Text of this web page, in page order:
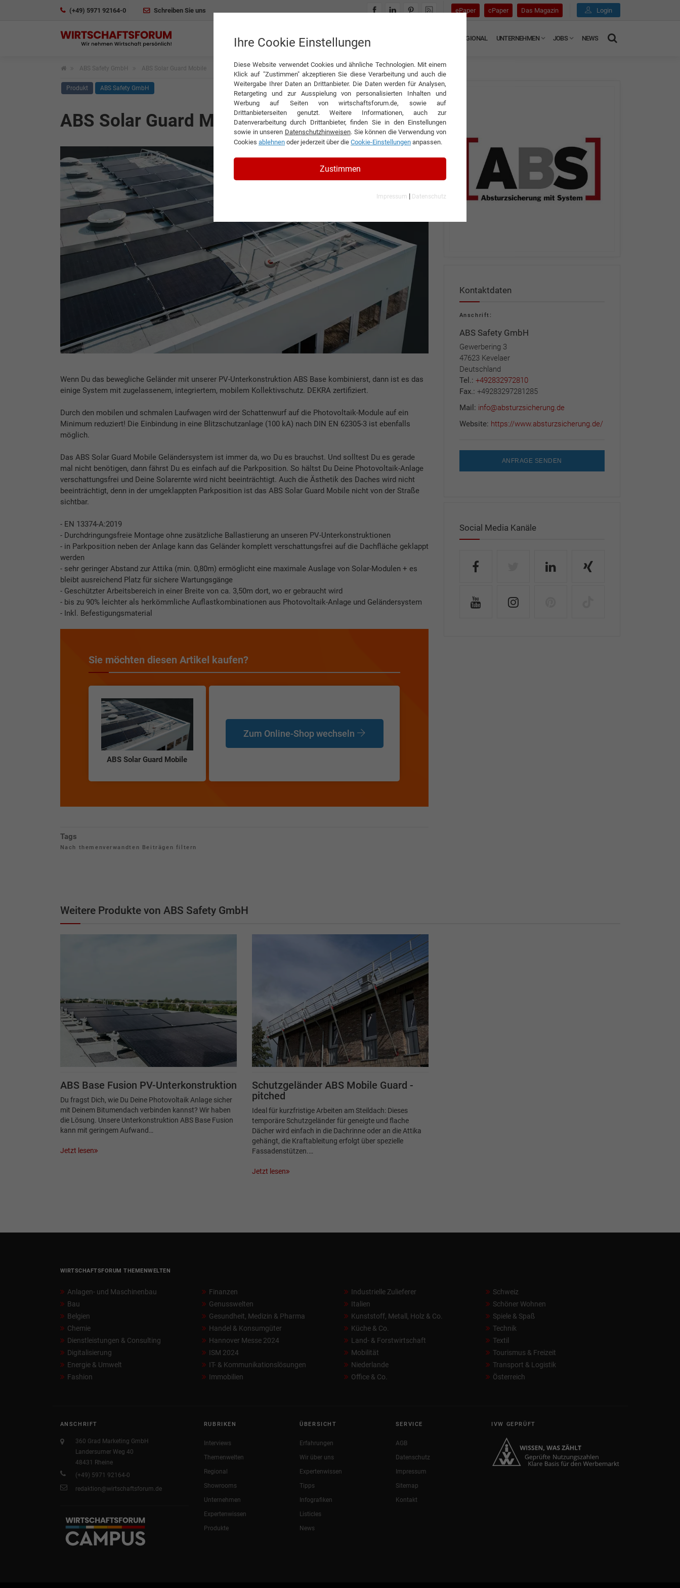
(+49) 5971 92164-0 Schreiben Sie uns ePaper cPaper Das Magazin Login
INTERVIEWS REGIONAL UNTERNEHMEN JOBS NEWS
ABS Safety GmbH ABS Solar Guard Mobile
Produkt ABS Safety GmbH
ABS Solar Guard Mobile
Wenn Du das bewegliche Geländer mit unserer PV-Unterkonstruktion ABS Base kombinierst, dann ist es das
einige System mit zugelassenem, integriertem, mobilem Kollektivschutz. DEKRA zertifiziert.
Durch den mobilen und schmalen Laufwagen wird der Schattenwurf auf die Photovoltaik-Module auf ein
Minimum reduziert! Die Einbindung in eine Blitzschutzanlage (100 kA) nach DIN EN 62305-3 ist ebenfalls
möglich.
Das ABS Solar Guard Mobile Geländersystem ist immer da, wo Du es brauchst. Und solltest Du es gerade
mal nicht benötigen, dann fährst Du es einfach auf die Parkposition. So hältst Du Deine Photovoltaik-Anlage
verschattungsfrei und Deine Solarernte wird nicht beeinträchtigt. Auch die Ästhetik des Daches wird nicht
beeinträchtigt, denn in der umgeklappten Parkposition ist das ABS Solar Guard Mobile nicht von der Straße
sichtbar.
- EN 13374-A:2019
- Durchdringungsfreie Montage ohne zusätzliche Ballastierung an unseren PV-Unterkonstruktionen
- in Parkposition neben der Anlage kann das Geländer komplett verschattungsfrei auf die Dachfläche geklappt
werden
- sehr geringer Abstand zur Attika (min. 0,80m) ermöglicht eine maximale Auslage von Solar-Modulen + es
bleibt ausreichend Platz für sichere Wartungsgänge
- Geschützter Arbeitsbereich in einer Breite von ca. 3,50m dort, wo er gebraucht wird
- bis zu 90% leichter als herkömmliche Auflastkombinationen aus Photovoltaik-Anlage und Geländersystem
- Inkl. Befestigungsmaterial
Sie möchten diesen Artikel kaufen?
ABS Solar Guard Mobile
Zum Online-Shop wechseln
Tags
Nach themenverwandten Beiträgen filtern
Kontaktdaten
Anschrift:
ABS Safety GmbH
Gewerbering 3
47623 Kevelaer
Deutschland
Tel.: +492832972810
Fax.: +49283297281285
Mail: info@absturzsicherung.de
Website: https://www.absturzsicherung.de/
ANFRAGE SENDEN
Social Media Kanäle
Weitere Produkte von ABS Safety GmbH
ABS Base Fusion PV-Unterkonstruktion
Du fragst Dich, wie Du Deine Photovoltaik Anlage sicher
mit Deinem Bitumendach verbinden kannst? Wir haben
die Lösung. Unsere Unterkonstruktion ABS Base Fusion
kann mit geringem Aufwand…
Jetzt lesen
Schutzgeländer ABS Mobile Guard -
pitched
Ideal für kurzfristige Arbeiten am Steildach: Dieses
temporäre Schutzgeländer für geneigte und flache
Dächer wird einfach in die Dachrinne oder an die Attika
gehängt, die Kraftableitung erfolgt über spezielle
Fassadenstützen.…
Jetzt lesen
WIRTSCHAFTSFORUM THEMENWELTEN
Anlagen- und Maschinenbau
Bau
Belgien
Chemie
Dienstleistungen & Consulting
Digitalisierung
Energie & Umwelt
Fashion
Finanzen
Genusswelten
Gesundheit, Medizin & Pharma
Handel & Konsumgüter
Hannover Messe 2024
ISM 2024
IT- & Kommunikationslösungen
Immobilien
Industrielle Zulieferer
Italien
Kunststoff, Metall, Holz & Co.
Küche & Co.
Land- & Forstwirtschaft
Mobilität
Niederlande
Office & Co.
Schweiz
Schöner Wohnen
Spiele & Spaß
Technik
Textil
Tourismus & Freizeit
Transport & Logistik
Österreich
ANSCHRIFT
360 Grad Marketing GmbH
Landersumer Weg 40
48431 Rheine
(+49) 5971 92164-0
redaktion@wirtschaftsforum.de
RUBRIKEN
Interviews
Themenwelten
Regional
Showrooms
Unternehmen
Expertenwissen
Produkte
ÜBERSICHT
Erfahrungen
Wir über uns
Expertenwissen
Tipps
Infografiken
Listicles
News
SERVICE
AGB
Datenschutz
Impressum
Sitemap
Kontakt
IVW GEPRÜFT
Ihre Cookie Einstellungen
Diese Website verwendet Cookies und ähnliche Technologien. Mit einem
Klick auf "Zustimmen" akzeptieren Sie diese Verarbeitung und auch die
Weitergabe Ihrer Daten an Drittanbieter. Die Daten werden für Analysen,
Retargeting und zur Ausspielung von personalisierten Inhalten und
Werbung auf Seiten von wirtschaftsforum.de, sowie auf
Drittanbieterseiten genutzt. Weitere Informationen, auch zur
Datenverarbeitung durch Drittanbieter, finden Sie in den Einstellungen
sowie in unseren Datenschutzhinweisen. Sie können die Verwendung von
Cookies ablehnen oder jederzeit über die Cookie-Einstellungen anpassen.
Zustimmen
Impressum | Datenschutz